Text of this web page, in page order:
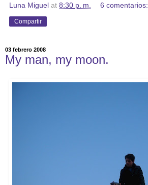
Luna Miguel at 8:30 p. m. 6 comentarios:
Compartir
03 febrero 2008
My man, my moon.